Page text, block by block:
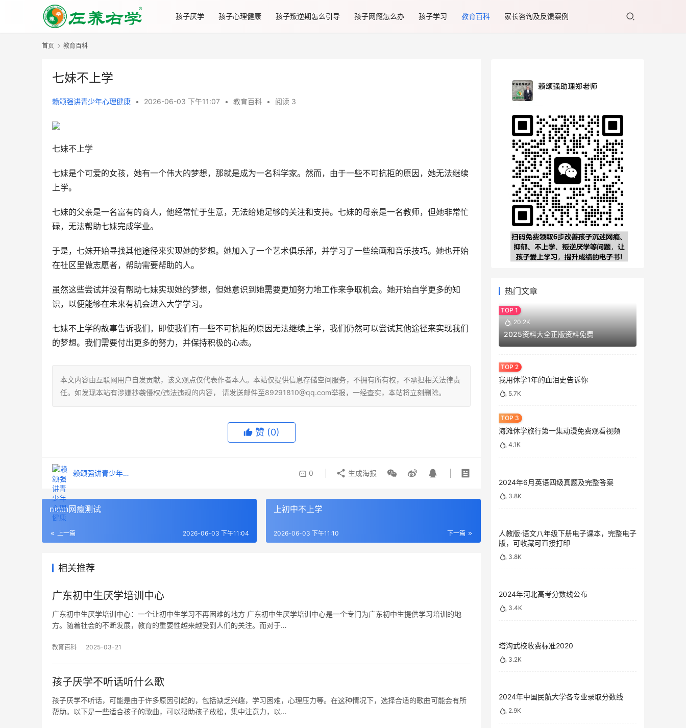
孩子厌学 孩子心理健康 孩子叛逆期怎么引导 孩子网瘾怎么办 孩子学习 教育百科 家长咨询及反馈案例
首页 教育百科
七妹不上学
赖颂强讲青少年心理健康 • 2026-06-03 下午11:07 • 教育百科 • 阅读 3
七妹不上学
七妹是个可爱的女孩，她有一个伟大的梦想，那就是成为一名科学家。然而，由于一些不可抗拒的原因，她无法继续
上学。
七妹的父亲是一名富有的商人，他经常忙于生意，无法给她足够的关注和支持。七妹的母亲是一名教师，但她非常忙
碌，无法帮助七妹完成学业。
于是，七妹开始寻找其他途径来实现她的梦想。她加入了一个艺术俱乐部，并学习了一些绘画和音乐技巧。她也开始
在社区里做志愿者，帮助需要帮助的人。
虽然这些尝试并没有帮助七妹实现她的梦想，但她意识到她需要更加努力地工作来争取机会。她开始自学更多的知
识，以便能够在未来有机会进入大学学习。
七妹不上学的故事告诉我们，即使我们有一些不可抗拒的原因无法继续上学，我们仍然可以尝试其他途径来实现我们
的梦想。我们需要付出更多的努力，并保持积极的心态。
本文内容由互联网用户自发贡献，该文观点仅代表作者本人。本站仅提供信息存储空间服务，不拥有所有权，不承担相关法律责
任。如发现本站有涉嫌抄袭侵权/违法违规的内容， 请发送邮件至89291810@qq.com举报，一经查实，本站将立刻删除。
赞 (0)
赖颂强讲青少年心理健康 0 生成海报
mmn网瘾测试
上一篇 2026-06-03 下午11:04
上初中不上学
下一篇
2026-06-03 下午11:10
相关推荐
广东初中生厌学培训中心
广东初中生厌学培训中心：一个让初中生学习不再困难的地方 广东初中生厌学培训中心是一个专门为广东初中生提供学习培训的地
方。随着社会的不断发展，教育的重要性越来越受到人们的关注。而对于…
教育百科 2025-03-21
孩子厌学不听话听什么歌
孩子厌学不听话，可能是由于许多原因引起的，包括缺乏兴趣，学习困难，心理压力等。在这种情况下，选择合适的歌曲可能会有所
帮助。以下是一些适合孩子的歌曲，可以帮助孩子放松，集中注意力，以…
热门文章
20.2K
2025资料大全正版资料免费
我用休学1年的血泪史告诉你
5.7K
海滩休学旅行第一集动漫免费观看视频
4.1K
2024年6月英语四级真题及完整答案
3.8K
人教版·语文八年级下册电子课本，完整电子
版，可收藏可直接打印
3.8K
2024年河北高考分数线公布
3.4K
塔沟武校收费标准2020
3.2K
2024年中国民航大学各专业录取分数线
2.9K